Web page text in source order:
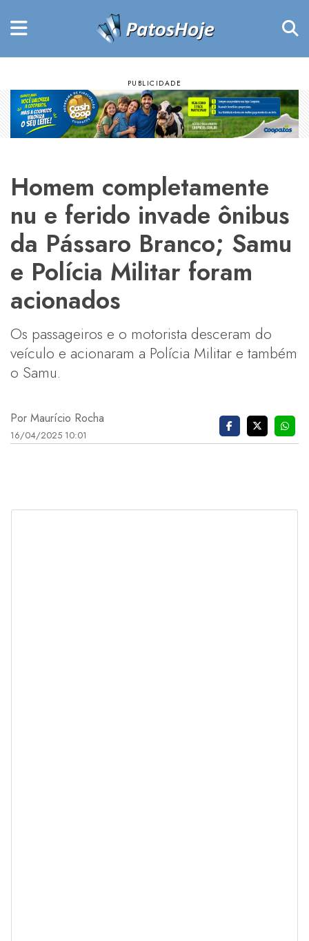
Homem completamente
nu e ferido invade ônibus
da Pássaro Branco; Samu
e Polícia Militar foram
acionados
Os passageiros e o motorista desceram do
veículo e acionaram a Polícia Militar e também
o Samu.
Por Maurício Rocha
16/04/2025 10:01